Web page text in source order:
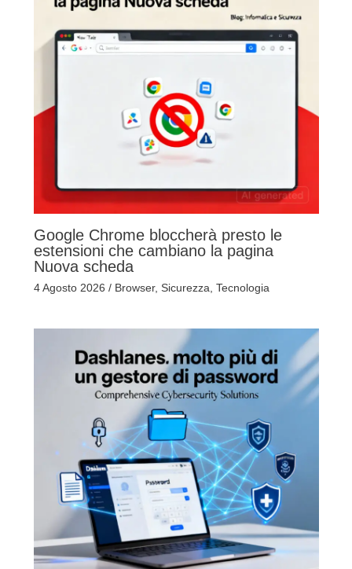
Google Chrome bloccherà presto le
estensioni che cambiano la pagina
Nuova scheda
4 Agosto 2026 / Browser, Sicurezza Tecnologia